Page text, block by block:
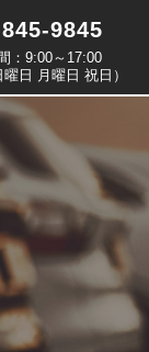
9845
：9:00～17:00
曜日 月曜日 祝日）